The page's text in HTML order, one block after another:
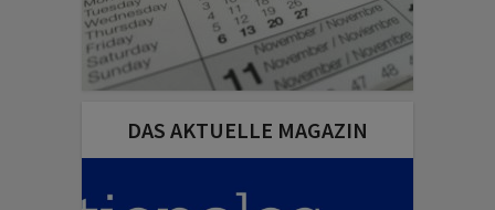
DAS AKTUELLE MAGAZIN